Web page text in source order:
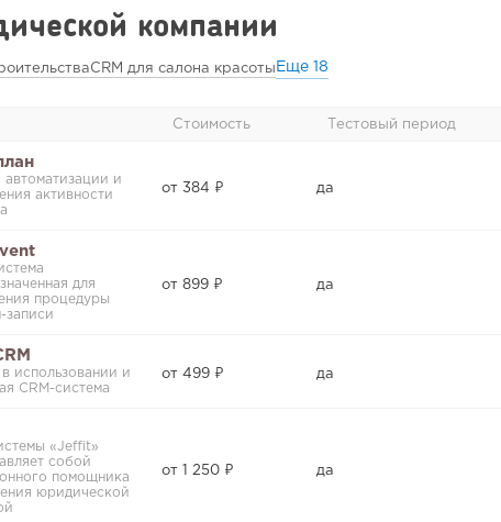
компании
CRM для салона красоты Еще 18
Стоимость Тестовый период
автоматизации и
активности
от 384 ₽ да
для
процедуры
записи
от 899 ₽ да
в использовании и
CRM-система
от 499 ₽ да
«Jeffit»
собой
помощника
юридической
от 1 250 ₽ да